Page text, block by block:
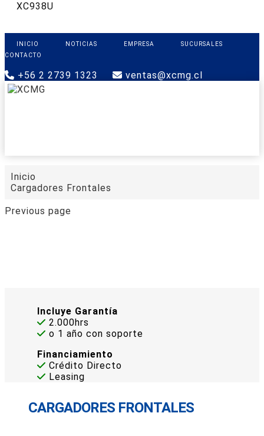
XC938U
INICIO NOTICIAS EMPRESA
SUCURSALES
CONTACTO
+56 2 2739 1323 ventas@xcmg.cl
Inicio
Cargadores Frontales
Previous page
Incluye Garantía
2.000hrs
o 1 año con soporte
Financiamiento
Crédito Directo
Leasing
CARGADORES FRONTALES